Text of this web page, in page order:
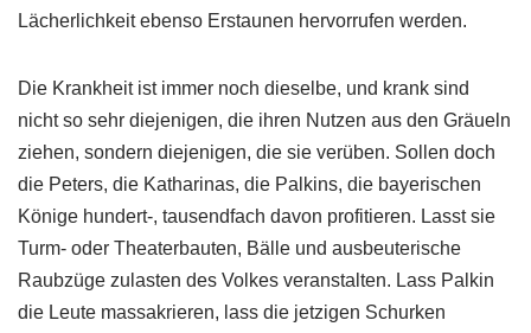
Lächerlichkeit ebenso Erstaunen hervorrufen werden.
Die Krankheit ist immer noch dieselbe, und krank sind
nicht so sehr diejenigen, die ihren Nutzen aus den Gräueln
ziehen, sondern diejenigen, die sie verüben. Sollen doch
die Peters, die Katharinas, die Palkins, die bayerischen
Könige hundert-, tausendfach davon profitieren. Lasst sie
Turm- oder Theaterbauten, Bälle und ausbeuterische
Raubzüge zulasten des Volkes veranstalten. Lass Palkin
die Leute massakrieren, lass die jetzigen Schurken